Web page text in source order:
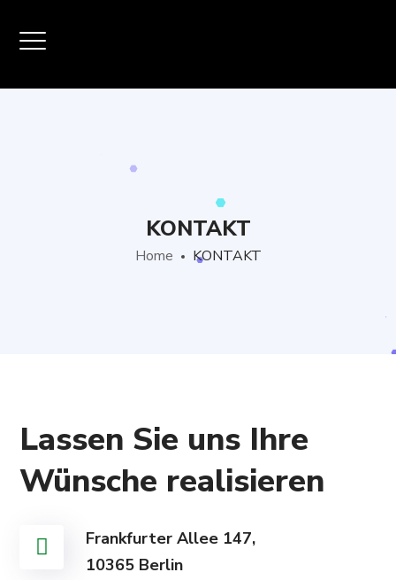
KONTAKT
Home KONTAKT
Lassen Sie uns Ihre
Wünsche realisieren
Frankfurter Allee 147,
10365 Berlin